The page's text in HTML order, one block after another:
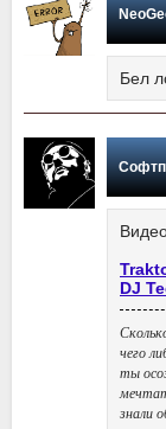
Бел
DJ
чего
ты
знали